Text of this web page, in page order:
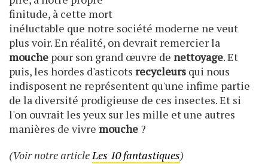
finitude, à cette mort
inéluctable que notre société moderne ne veut
plus voir. En réalité, on devrait remercier la
mouche pour son grand œuvre de nettoyage. Et
puis, les hordes d'asticots recycleurs qui nous
indisposent ne représentent qu'une infime partie
de la diversité prodigieuse de ces insectes. Et si
l'on ouvrait les yeux sur les mille et une autres
manières de vivre mouche ?
(Voir notre articleLes 10 fantastiques)